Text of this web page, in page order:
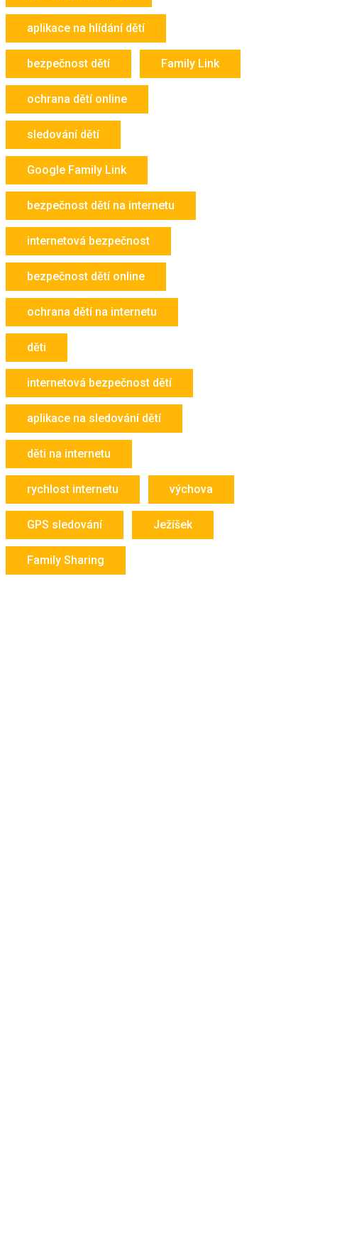
aplikace na hlídání dětí
bezpečnost dětí Family Link
ochrana dětí online
sledování dětí
Google Family Link
bezpečnost dětí na internetu
internetová bezpečnost
bezpečnost dětí online
ochrana dětí na internetu
děti
internetová bezpečnost dětí
aplikace na sledování dětí
děti na internetu
rychlost internetu výchova
GPS sledování Ježíšek
Family Sharing